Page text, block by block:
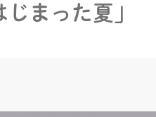
まった夏」